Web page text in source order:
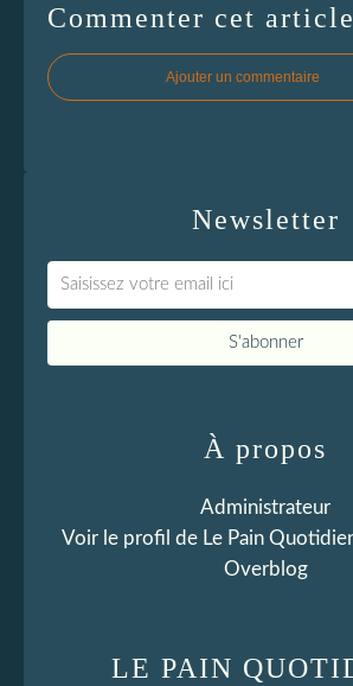
Commenter cet article
Ajouter un commentaire
Newsletter
LE PAIN
À propos
Administrateur
Voir le profil de Le Pain
Overblog